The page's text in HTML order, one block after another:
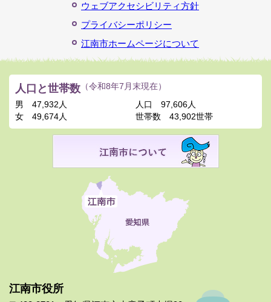
ウェブアクセシビリティ方針
プライバシーポリシー
江南市ホームページについて
江南市役所
人口と世帯数 （令和8年7月末現在）
男
47,932人
女
49,674人
人口
97,606人
世帯数
43,902世帯